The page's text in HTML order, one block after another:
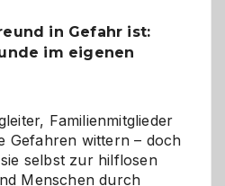
in Gefahr ist:
im eigenen
Familienmitglieder
Gefahren wittern – doch
selbst zur hilflosen
Menschen durch